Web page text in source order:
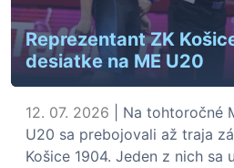
Reprezentant ZK
desiatke na ME U20
12. 07. 2026 | Na tohtoročné
U20 sa prebojovali až traja
Košice 1904. Jeden z nich sa